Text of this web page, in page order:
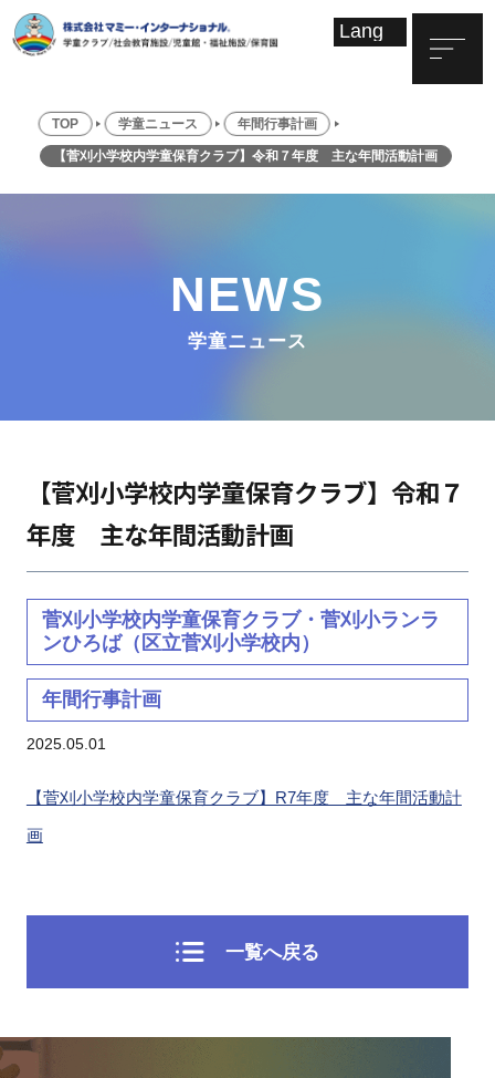
TOP 学童ニュース 年間行事計画
【菅刈小学校内学童保育クラブ】令和７年度 主な年間活動計画
NEWS
学童ニュース
【菅刈小学校内学童保育クラブ】令和７
年度 主な年間活動計画
菅刈小学校内学童保育クラブ・菅刈小ランラ
ンひろば（区立菅刈小学校内）
年間行事計画
2025.05.01
【菅刈小学校内学童保育クラブ】R7年度 主な年間活動計
画
一覧へ戻る